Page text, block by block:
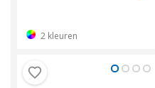
2 kleuren